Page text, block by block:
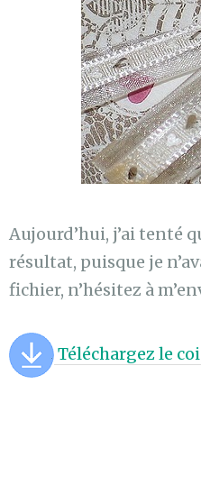
Aujourd’hui, j’ai tenté
résultat, puisque je
fichier, n’hésitez à
Téléchargez le